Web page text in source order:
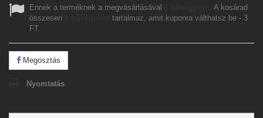
Ennek a terméknek a megvásárlásával
. A kosárad
összesen
tartalmaz, amit kuponra válthatsz be - 3
FT.
Megosztás
Nyomtatás